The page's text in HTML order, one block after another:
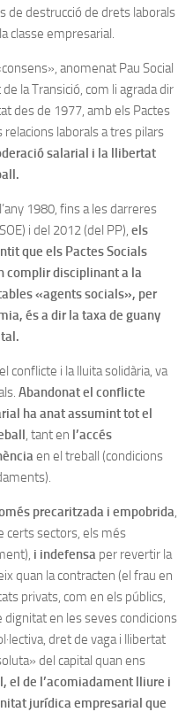
de destrucció de drets laborals
classe empresarial.
anomenat Pau Social
la Transició, com li agrada dir
des de 1977, amb els Pactes
relacions laborals a tres pilars
salarial i la llibertat
1980, fins a les darreres
i del 2012 (del PP), els
que els Pactes Socials
complir disciplinant a la
«agents socials», per
és a dir la taxa de guany
conflicte i la lluita solidària, va
Abandonat el conflicte
ha anat assumint tot el
, tant en l’accés
en el treball (condicions
precaritzada i empobrida
certs sectors, els més
i indefensa per revertir la
quan la contracten (el frau en
privats, com en els públics,
en les seves condicions
dret de vaga i llibertat
del capital quan ens
el de l’acomiadament lliure i
jurídica empresarial que